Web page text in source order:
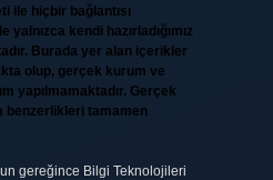
ile hiçbir bağlantısı
yalnızca kendi hazırladığımız
Burada yer alan içerikler
olup, gerçek kurum ve
yapılmamaktadır. Gerçek
benzerlikleri tamamen
gereğince Bilgi Teknolojileri